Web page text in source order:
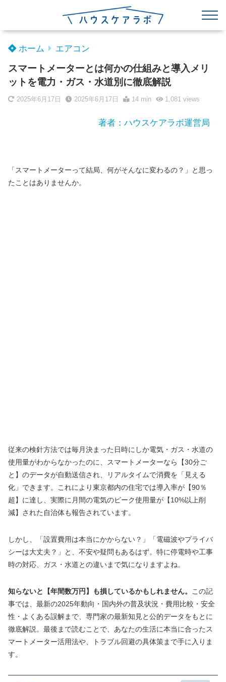
ホーム エアコン
スマートメーターとは何かの仕組みと導入メリ
ットを電力・ガス・水道別に徹底解説
2025年6月17日 2025年6月17日 14 min 1,081views
著者：ハウスケアラボ運営局
「スマートメーターって結局、何がそんなに変わるの？」と思っ
たことはありませんか。
従来の検針方法では毎月決まった日時にしか電気・ガス・水道の
使用量がわからなかったのに、スマートメーターなら【30分ご
と】のデータが自動送信され、リアルタイムで消費を「見える
化」できます。これにより東京都内の住宅では導入率が【90％
超】に達し、実際に月間の電気のピーク使用量が【10%以上削
減】された自治体も報告されています。
しかし、「設置費用は本当にかからない？」「電磁波やプライバ
シーは大丈夫？」と、不安や疑問もあるはず。特に停電時や工事
時の対応、ガス・水道との違いまで気になりますよね。
知らないと【年間数万円】も損しているかもしれません。
この記
事では、最新の2025年動向・国内外の普及状況・費用比較・安全
性・よくある誤解まで、専門家の最新知見と公的データをもとに
徹底解説。最後まで読むことで、あなたの生活に本当に合ったス
マートメーター活用法や、トラブル回避の具体策まで手に入りま
す。